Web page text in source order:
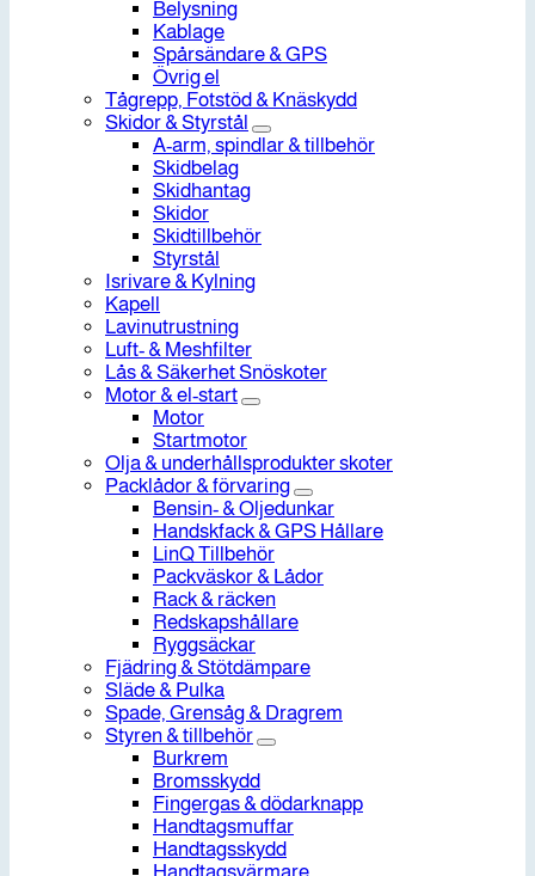
Belysning
Kablage
Spårsändare & GPS
Övrig el
Tågrepp, Fotstöd & Knäskydd
Skidor & Styrstål
A-arm, spindlar & tillbehör
Skidbelag
Skidhantag
Skidor
Skidtillbehör
Styrstål
Isrivare & Kylning
Kapell
Lavinutrustning
Luft- & Meshfilter
Lås & Säkerhet Snöskoter
Motor & el-start
Motor
Startmotor
Olja & underhållsprodukter skoter
Packlådor & förvaring
Bensin- & Oljedunkar
Handskfack & GPS Hållare
LinQ Tillbehör
Packväskor & Lådor
Rack & räcken
Redskapshållare
Ryggsäckar
Fjädring & Stötdämpare
Släde & Pulka
Spade, Grensåg & Dragrem
Styren & tillbehör
Burkrem
Bromsskydd
Fingergas & dödarknapp
Handtagsmuffar
Handtagsskydd